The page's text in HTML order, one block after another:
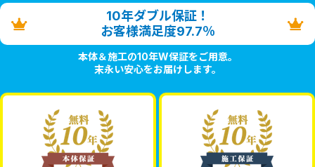
10年ダブル保証！
お客様満足度97.7％
本体＆施工の10年W保証をご用意。
末永い安心をお届けします。